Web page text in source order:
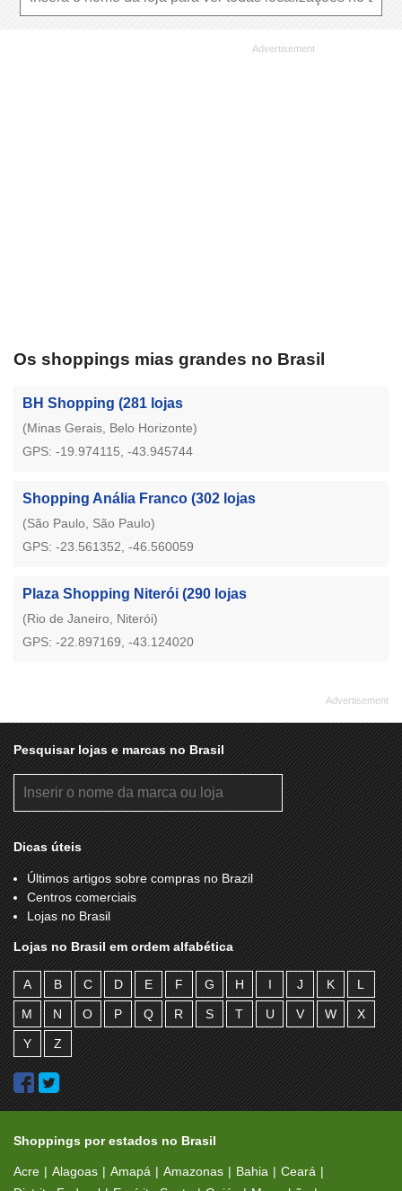
Os shoppings mias grandes no Brasil
BH Shopping (281 lojas
(Minas Gerais, Belo Horizonte)
GPS: -19.974115, -43.945744
Shopping Anália Franco (302 lojas
(São Paulo, São Paulo)
GPS: -23.561352, -46.560059
Plaza Shopping Niterói (290 lojas
(Rio de Janeiro, Niterói)
GPS: -22.897169, -43.124020
Pesquisar lojas e marcas no Brasil
Dicas úteis
Últimos artigos sobre compras no Brazil
Centros comerciais
Lojas no Brasil
Lojas no Brasil em ordem alfabética
A B C D E F G H I J K L
M N O P Q R S T U V W X
Y Z
Shoppings por estados no Brasil
Acre Alagoas Amapá Amazonas Bahia
Ceará